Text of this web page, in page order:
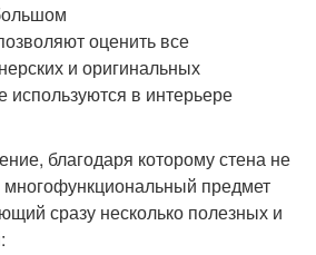
оценить все
и оригинальных
используются в интерьере
благодаря которому стена не
многофункциональный предмет
сразу несколько полезных и